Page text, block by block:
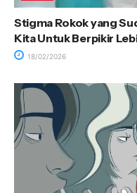
Stigma Rokok yang
Kita Untuk Berpikir
18/02/2026